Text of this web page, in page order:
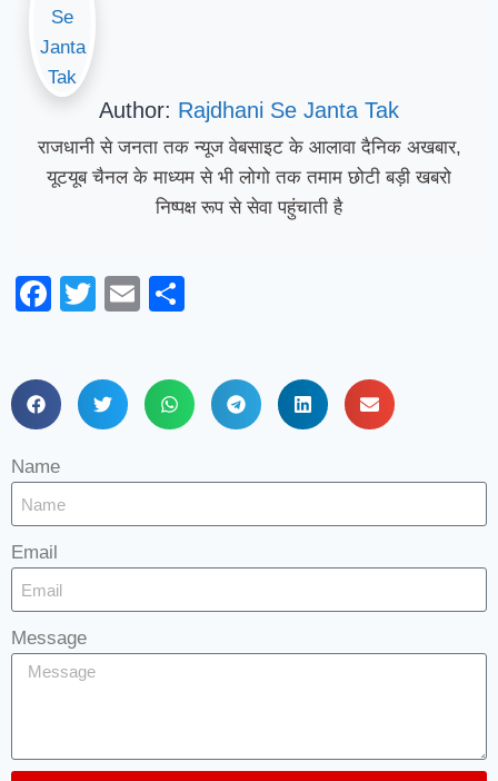
Author: Rajdhani Se Janta Tak
राजधानी से जनता तक न्यूज वेबसाइट के आलावा दैनिक अखबार,
यूटयूब चैनल के माध्यम से भी लोगो तक तमाम छोटी बड़ी खबरो
निष्पक्ष रूप से सेवा पहुंचाती है
Facebook
TwitterEmail
Name
Email
Message